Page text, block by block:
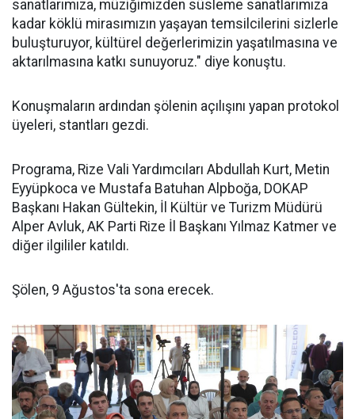
sanatlarımıza, müziğimizden süsleme sanatlarımıza
kadar köklü mirasımızın yaşayan temsilcilerini sizlerle
buluşturuyor, kültürel değerlerimizin yaşatılmasına ve
aktarılmasına katkı sunuyoruz." diye konuştu.
Konuşmaların ardından şölenin açılışını yapan protokol
üyeleri, stantları gezdi.
Programa, Rize Vali Yardımcıları Abdullah Kurt, Metin
Eyyüpkoca ve Mustafa Batuhan Alpboğa, DOKAP
Başkanı Hakan Gültekin, İl Kültür ve Turizm Müdürü
Alper Avluk, AK Parti Rize İl Başkanı Yılmaz Katmer ve
diğer ilgililer katıldı.
Şölen, 9 Ağustos'ta sona erecek.